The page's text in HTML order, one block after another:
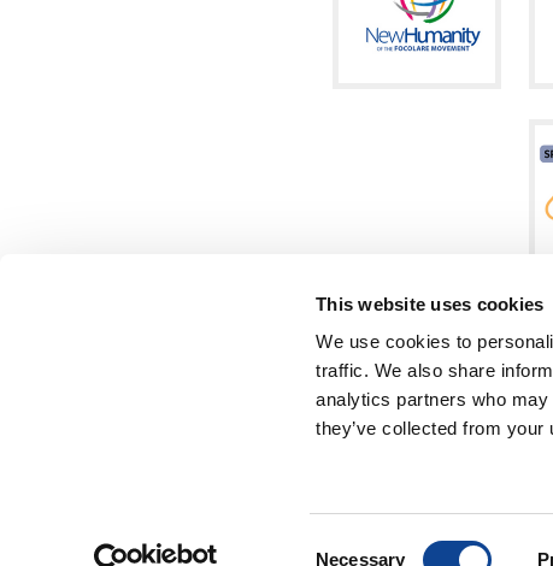
This website uses cookies
We use cookies to
traffic. We also share
analytics partners who
they’ve collected from
Necessary